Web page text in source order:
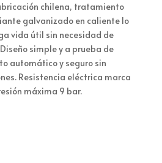
chilena, tratamiento
galvanizado en caliente lo
vida útil sin necesidad de
simple y a prueba de
automático y seguro sin
Resistencia eléctrica marca
máxima 9 bar.